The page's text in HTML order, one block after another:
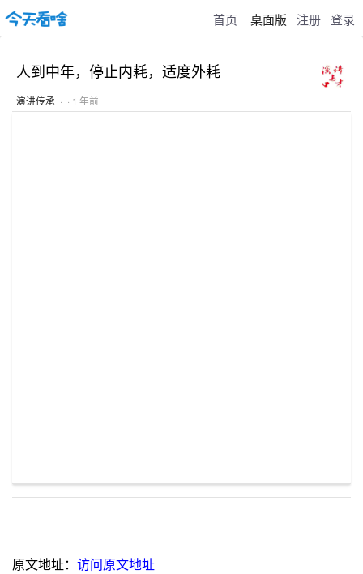
首页 桌面版 注册 登录
人到中年，停止内耗，适度外耗
演讲传承 · · 1 年前
原文地址： 访问原文地址